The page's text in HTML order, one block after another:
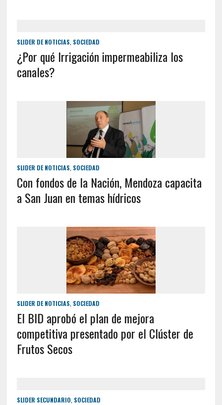
SLIDER DE NOTICIAS SOCIEDAD
¿Por qué Irrigación impermeabiliza los
canales?
SLIDER DE NOTICIAS SOCIEDAD
Con fondos de la Nación, Mendoza capacita
a San Juan en temas hídricos
SLIDER DE NOTICIAS SOCIEDAD
El BID aprobó el plan de mejora
competitiva presentado por el Clúster de
Frutos Secos
SLIDER SECUNDARIO SOCIEDAD